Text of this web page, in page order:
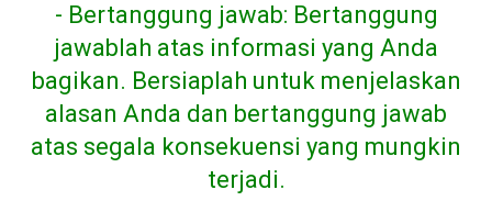
- Bertanggung jawab: Bertanggung
jawablah atas informasi yang Anda
bagikan. Bersiaplah untuk menjelaskan
alasan Anda dan bertanggung jawab
atas segala konsekuensi yang mungkin
terjadi.